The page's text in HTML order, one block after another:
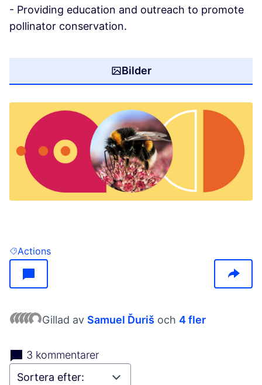
- Providing education and outreach to promote
pollinator conservation.
Bilder
Filtrera resultat: Actions
Actions
Gillad av Samuel Ďuriš och 4 fler
3 kommentarer